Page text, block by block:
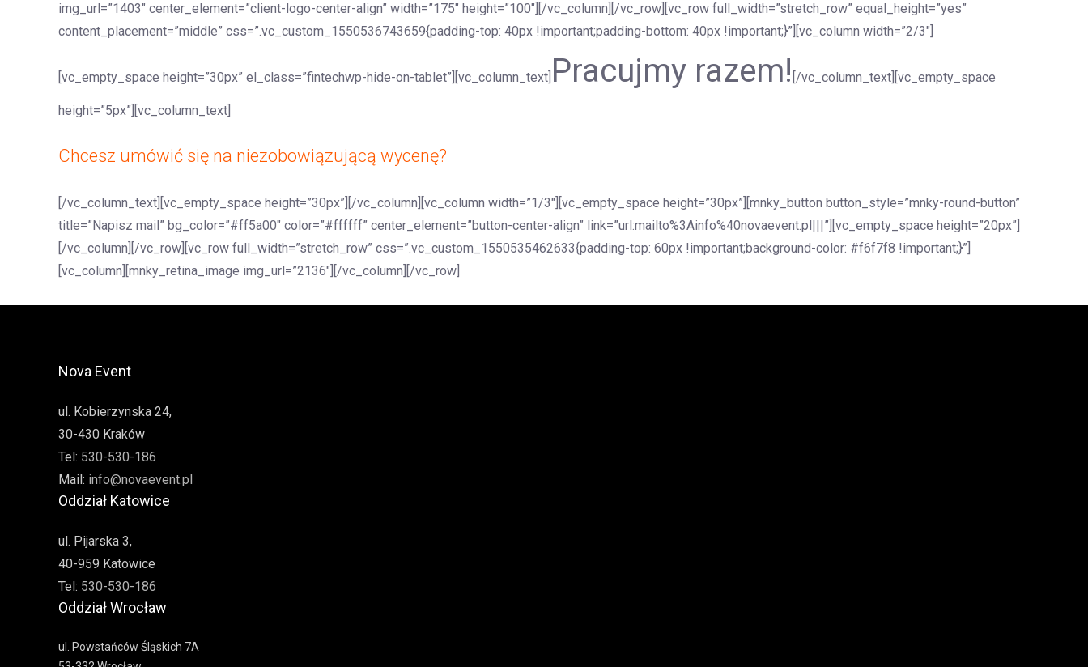
img_url=”1403″ center_element=”client-logo-center-align” width=”175″ height=”100″][/vc_column][/vc_row][vc_row full_width=”stretch_row” equal_height=”yes”
content_placement=”middle” css=”.vc_custom_1550536743659{padding-top: 40px !important;padding-bottom: 40px !important;}”][vc_column width=”2/3″]
[vc_empty_space height=”30px” el_class=”fintechwp-hide-on-tablet”][vc_column_text] Pracujmy razem! [/vc_column_text][vc_empty_space
height=”5px”][vc_column_text]
Chcesz umówić się na niezobowiązującą wycenę?
[/vc_column_text][vc_empty_space height=”30px”][/vc_column][vc_column width=”1/3″][vc_empty_space height=”30px”][mnky_button button_style=”mnky-round-button”
title=”Napisz mail” bg_color=”#ff5a00″ color=”#ffffff” center_element=”button-center-align” link=”url:mailto%3Ainfo%40novaevent.pl|||”][vc_empty_space height=”20px”]
[/vc_column][/vc_row][vc_row full_width=”stretch_row” css=”.vc_custom_1550535462633{padding-top: 60px !important;background-color: #f6f7f8 !important;}”]
[vc_column][mnky_retina_image img_url=”2136″][/vc_column][/vc_row]
Nova Event
ul. Kobierzynska 24,
30-430 Kraków
Tel: 530-530-186
Mail: info@novaevent.pl
Oddział Katowice
ul. Pijarska 3,
40-959 Katowice
Tel: 530-530-186
Oddział Wrocław
ul. Powstańców Śląskich 7A